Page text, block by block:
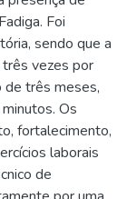
Foi
sendo que a
três vezes por
de três meses,
Os
fortalecimento,
laborais
de